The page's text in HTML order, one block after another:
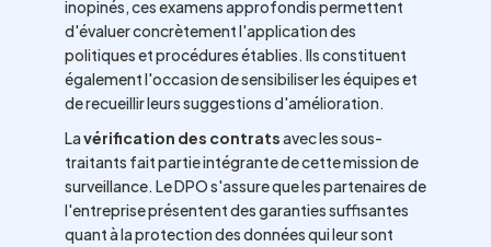
inopinés, ces examens approfondis permettent
d'évaluer concrètement l'application des
politiques et procédures établies. Ils constituent
également l'occasion de sensibiliser les équipes et
de recueillir leurs suggestions d'amélioration.
Lavérification des contratsavec les sous-
traitants fait partie intégrante de cette mission de
surveillance. Le DPO s'assure que les partenaires de
l'entreprise présentent des garanties suffisantes
quant à la protection des données qui leur sont